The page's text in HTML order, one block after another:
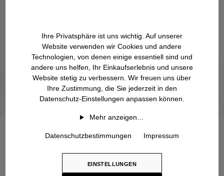
Ihre Privatsphäre ist uns wichtig. Auf unserer
Website verwenden wir Cookies und andere
Technologien, von denen einige essentiell sind und
andere uns helfen, Ihr Einkaufserlebnis und unsere
Website stetig zu verbessern. Wir freuen uns über
Ihre Zustimmung, die Sie jederzeit in den
Datenschutz-Einstellungen anpassen können.
Mehr anzeigen…
Datenschutzbestimmungen Impressum
EINSTELLUNGEN